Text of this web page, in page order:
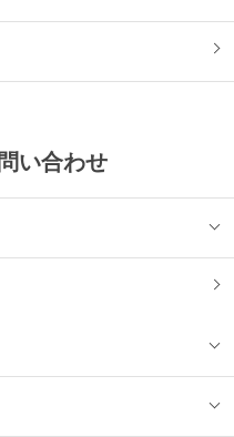
い合わせ